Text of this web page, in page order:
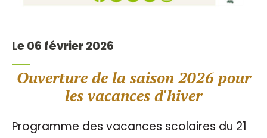
Le 06 février 2026
Ouverture de la saison 2026 pour
les vacances d'hiver
Programme des vacances scolaires du 21